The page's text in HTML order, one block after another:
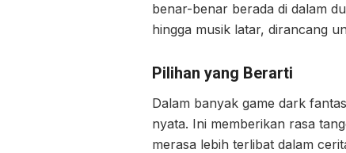
benar-benar berada di dalam
hingga musik latar, dirancang
Pilihan yang Berarti
Dalam banyak game dark
nyata. Ini memberikan rasa
merasa lebih terlibat dalam